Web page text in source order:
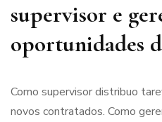
supervisor e
oportunidades
Como supervisor distribuo
novos contratados. Como